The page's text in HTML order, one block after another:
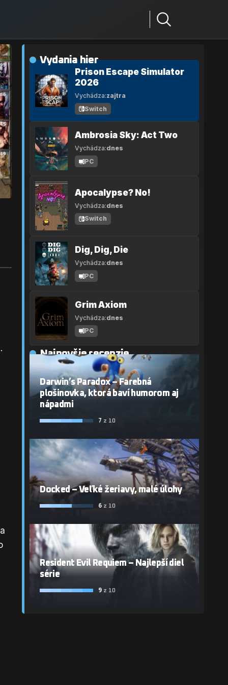
.
Vydania hier
Prison Escape Simulator
2026
Vychádza:zajtra
Switch
Ambrosia Sky: Act Two
Vychádza:dnes
PC
Apocalypse? No!
Vychádza:dnes
Switch
Dig, Dig, Die
Vychádza:dnes
PC
Grim Axiom
Vychádza:dnes
PC
Najnovšie recenzie
Darwin’s Paradox – Farebná
plošinovka, ktorá baví humorom aj
nápadmi
7 z 10
Docked – Veľké žeriavy, malé úlohy
6 z 10
Resident Evil Requiem – Najlepší diel
série
9 z 10